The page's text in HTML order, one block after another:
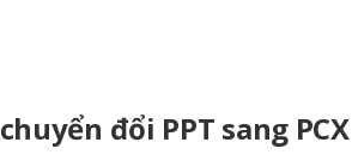
đổi PPT sang PCX